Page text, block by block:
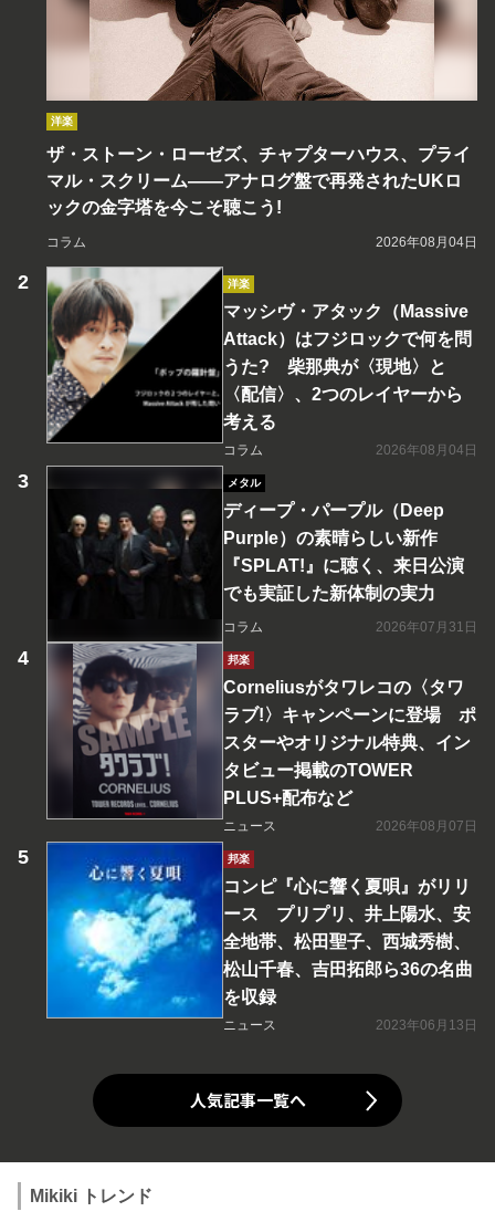
洋楽
ザ・ストーン・ローゼズ、チャプターハウス、プライ
マル・スクリーム――アナログ盤で再発されたUKロ
ックの金字塔を今こそ聴こう!
コラム 2026年08月04日
洋楽
マッシヴ・アタック（Massive
Attack）はフジロックで何を問
うた? 柴那典が〈現地〉と
〈配信〉、2つのレイヤーから
考える
コラム 2026年08月04日
メタル
ディープ・パープル（Deep
Purple）の素晴らしい新作
『SPLAT!』に聴く、来日公演
でも実証した新体制の実力
コラム 2026年07月31日
邦楽
Corneliusがタワレコの〈タワ
ラブ!〉キャンペーンに登場 ポ
スターやオリジナル特典、イン
タビュー掲載のTOWER
PLUS+配布など
ニュース 2026年08月07日
邦楽
コンピ『心に響く夏唄』がリリ
ース プリプリ、井上陽水、安
全地帯、松田聖子、西城秀樹、
松山千春、吉田拓郎ら36の名曲
を収録
ニュース 2023年06月13日
人気記事一覧へ
Mikiki トレンド